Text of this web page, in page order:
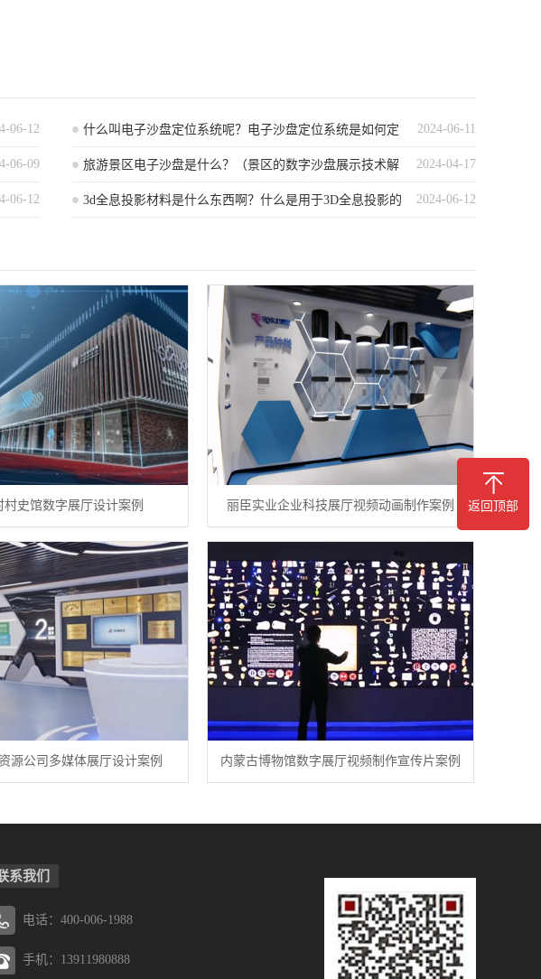
06-12 2024-06-11
什么叫电子沙盘定位系统呢？电子沙盘定位系统是如何定
义的？
06-09 2024-04-17
旅游景区电子沙盘是什么？（景区的数字沙盘展示技术解
析）
06-12 2024-06-12
3d全息投影材料是什么东西啊？什么是用于3D全息投影的
村史馆数字展厅设计案例 丽臣实业企业科技展厅视频动画制作案例
源公司多媒体展厅设计案例 内蒙古博物馆数字展厅视频制作宣传片案例
系我们
电话：400-006-1988
手机：13911980888
返回顶部